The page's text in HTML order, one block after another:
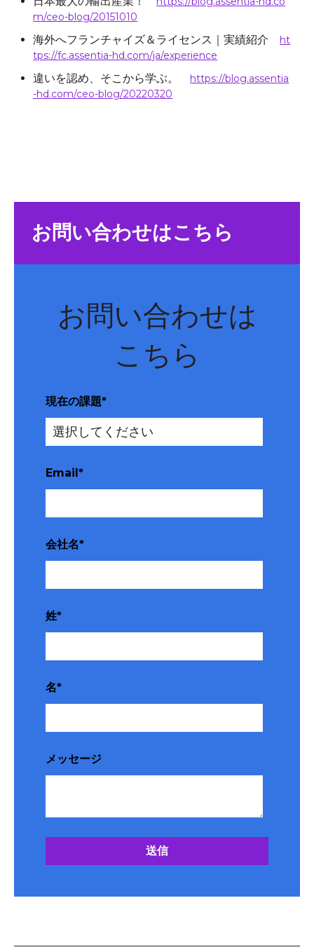
m/ceo-blog/20151010
海外へフランチャイズ＆ライセンス｜実績紹介 ht
tps://fc.assentia-hd.com/ja/experience
違いを認め、そこから学ぶ。 https://blog.assentia
-hd.com/ceo-blog/20220320
お問い合わせはこちら
お問い合わせは
こちら
現在の課題*
Email*
会社名*
姓*
名*
メッセージ